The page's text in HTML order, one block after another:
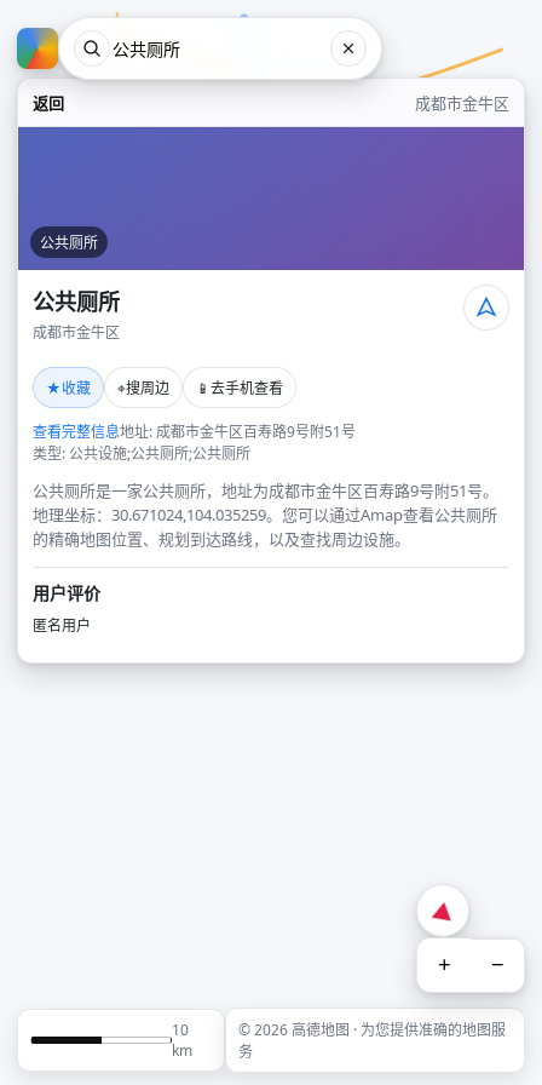
返回 成都市金牛区
公共厕所
公共厕所
成都市金牛区
★收藏 ⌖搜周边 📱 去手机查看
查看完整信息地址: 成都市金牛区百寿路9号附51号
类型: 公共设施;公共厕所;公共厕所
公共厕所是一家公共厕所，地址为成都市金牛区百寿路9号附51号。
地理坐标：30.671024,104.035259。您可以通过Amap查看公共厕所
的精确地图位置、规划到达路线，以及查找周边设施。
用户评价
匿名用户
+ −
10
km
© 2026 高德地图 · 为您提供准确的地图服
务